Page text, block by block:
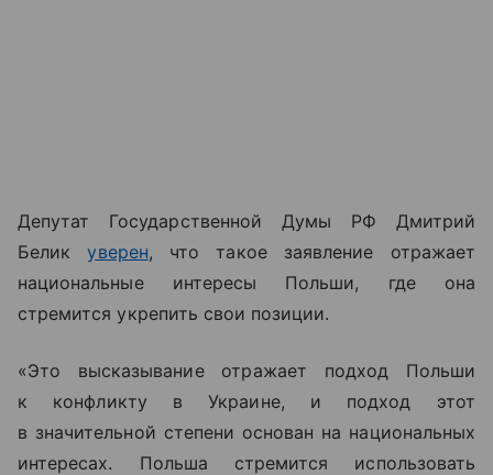
Депутат Государственной Думы РФ Дмитрий
Беликуверен, что такое заявление отражает
национальные интересы Польши, где она
стремится укрепить свои позиции.
«Это высказывание отражает подход Польши
к конфликту в Украине, и подход этот
в значительной степени основан на национальных
интересах. Польша стремится использовать